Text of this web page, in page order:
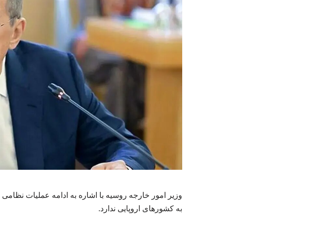
وزیر امور خارجه روسیه با اشاره به ادامه عملیات
به کشورهای اروپایی ندارد.